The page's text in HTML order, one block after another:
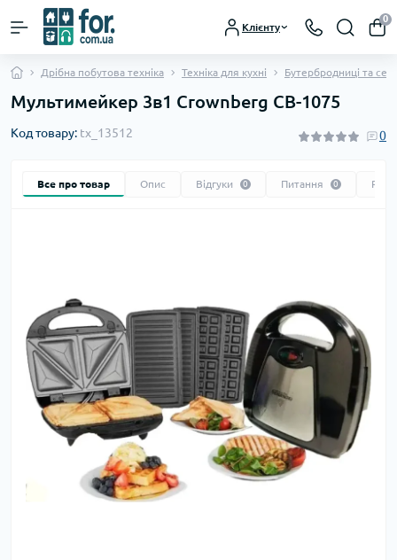
Клієнту
0
Дрібна побутова техніка Техніка для кухні Бутербродниці та
Мультимейкер 3в1 Crownberg CB-1075
Код товару: tx_13512 0
Все про товар Опис Відгуки 0 Питання 0